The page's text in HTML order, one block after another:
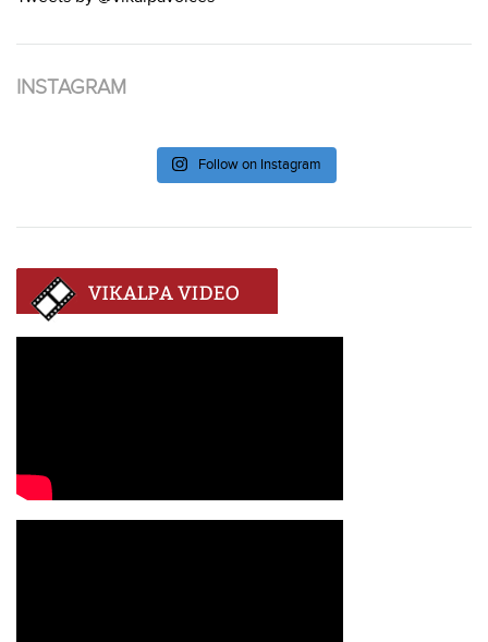
INSTAGRAM
Follow on Instagram